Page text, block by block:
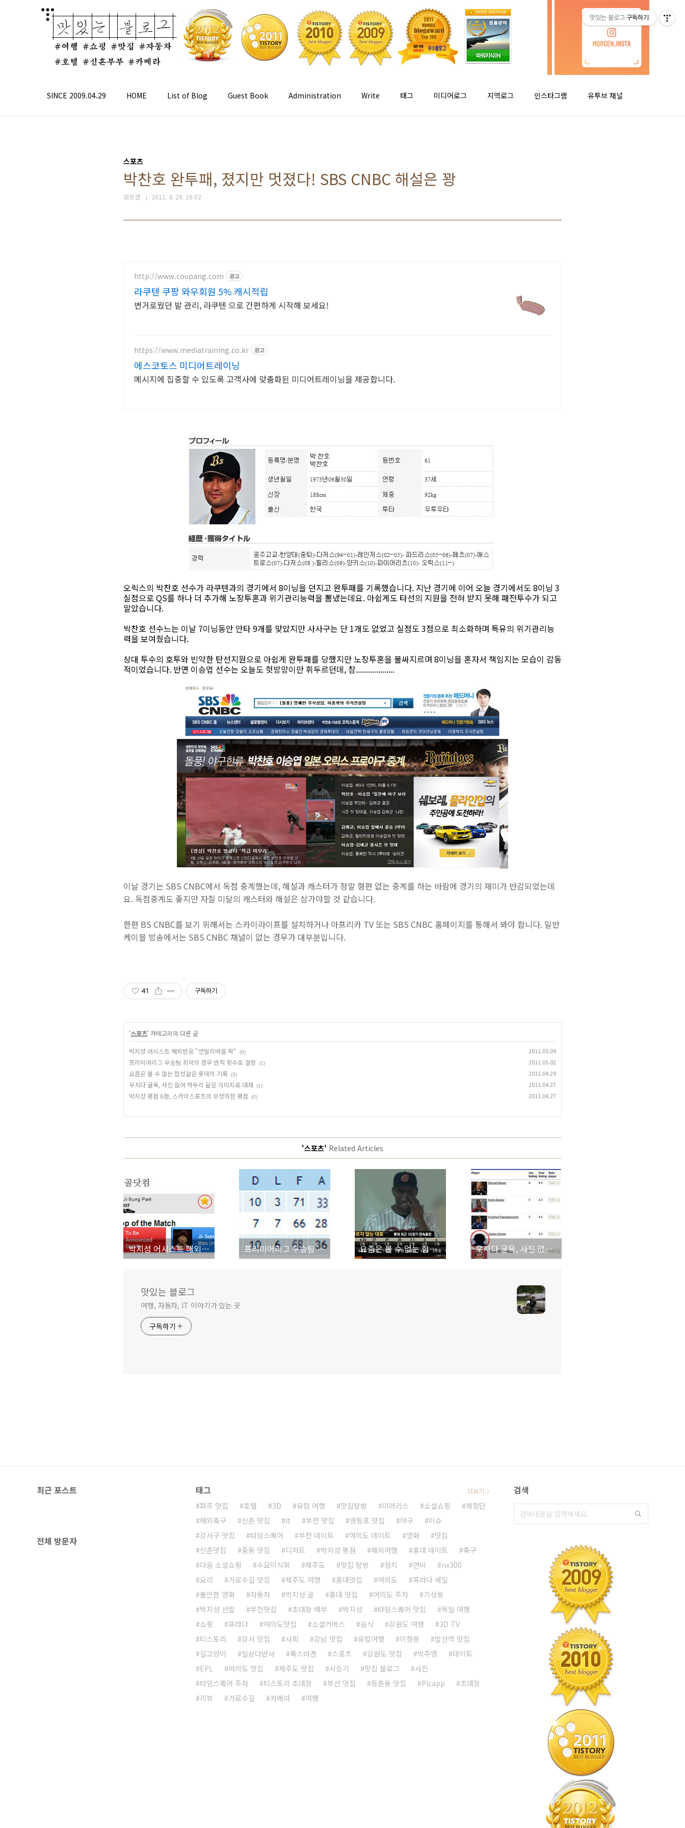
SINCE 2009.04.29 HOME List of Blog Guest Book Administration Write 태그 미디어로그 지역로그 인스타그램 유투브 채널
스포츠
박찬호 완투패, 졌지만 멋졌다! SBS CNBC 해설은 꽝
모르겐 2011. 4. 29. 16:02
http://www.coupang.com 광고
라쿠텐 쿠팡 와우회원 5% 캐시적립
번거로웠던 발 관리, 라쿠텐 으로 간편하게 시작해 보세요!
https://www.mediatraining.co.kr 광고
에스코토스 미디어트레이닝
메시지에 집중할 수 있도록 고객사에 맞춤화된 미디어트레이닝을 제공합니다.
오릭스의 박찬호 선수가 라쿠텐과의 경기에서 8이닝을 던지고 완투패를 기록했습니다. 지난 경기에 이어 오늘 경기에서도 8이닝 3
실점으로 QS를 하나 더 추가해 노장투혼과 위기관리능력을 뽐냈는데요. 아쉽게도 타선의 지원을 전혀 받지 못해 패전투수가 되고
말았습니다.
박찬호 선수느는 이날 7이닝동안 안타 9개를 맞았지만 사사구는 단 1개도 없었고 실점도 3점으로 최소화하며 특유의 위기관리능
력을 보여줬습니다.
상대 투수의 호투와 빈약한 탄선지원으로 아쉽게 완투패를 당했지만 노장투혼을 불싸지르며 8이닝을 혼자서 책임지는 모습이 감동
적이었습니다. 반면 이승엽 선수는 오늘도 헛방망이만 휘두르던데, 참...................
이날 경기는 SBS CNBC에서 독점 중계했는데, 해설과 캐스터가 정말 형편 없는 중계를 하는 바람에 경기의 재미가 반감되었는데
요. 독점중계도 좋지만 자질 미달의 캐스터와 해설은 삼가야할 것 같습니다.
한편 BS CNBC를 보기 위해서는 스카이라이프를 설치하거나 아프리카 TV 또는 SBS CNBC 홈페이지를 통해서 봐야 합니다. 일반
케이블 방송에서는 SBS CNBC 채널이 없는 경우가 대부분입니다.
41 구독하기
'스포츠' 카테고리의 다른 글
박지성 어시스트 해외반응 "언빌리버블 팍" (0) 2011.05.09
프리미어리그 우승팀 최악의 경우 반칙 횟수로 결정 (1) 2011.05.02
요즘은 볼 수 없는 합성같은 롯데의 기록 (3) 2011.04.29
우치다 굴욕, 사진 없어 차두리 닮은 이미지로 대체 (1) 2011.04.27
박지성 평점 6점, 스카이스포츠의 무성의한 평점 (0) 2011.04.27
'스포츠' Related Articles
박지성 어시스트 해외반응 "언빌리버블 팍" 프리미어리그 우승팀 최악의 경우 반칙 횟수로 결정 요즘은 볼 수 없는 합성같은 롯데의 기록 우치다 굴욕, 사진 없어 차두리 닮은 이미지로 대체
맛있는 블로그
여행, 자동차, IT 이야기가 있는 곳
구독하기
최근 포스트
전체 방문자
태그
파주 맛집 호텔 3D 유럽 여행 맛집탐방 미러리스 소셜쇼핑
체험단
해외축구
신촌 맛집 It 부천 맛집 영등포 맛집 야구
이슈
강서구 맛집
타임스퀘어 부천 데이트 여의도 데이트 영화
맛집
신촌맛집
중동 맛집 디저트 박지성 평점 해외여행 홍대 데이트
축구
다음 소셜쇼핑
수요미식회 제주도 맛집 탐방 정치 연비
nx300
요리
가로수길 맛집 제주도 여행 홍대맛집 여의도
프라다 세일
볼만한 영화
자동차 박지성 골 홍대 맛집 여의도 주차
기성용
박지성 선발
부천맛집 초대장 배부 박지성 타임스퀘어 맛집
독일 여행
쇼핑
프라다 여의도맛집 소셜커머스 음식 강원도 여행
3D TV
티스토리
강서 맛집 사회 강남 맛집 유럽여행 이청용
발산역 맛집
길고양이
일상다반사 폭스바겐 스포츠 강원도 맛집 박주영
데이트
EPL
여의도 맛집 제주도 맛집 시승기 맛집 블로그
사진
타임스퀘어 주차
티스토리 초대장 부산 맛집 등촌동 맛집 Picapp
초대장
리뷰
가로수길 카메라 여행
더보기 검색
맛있는 블로그 구독하기